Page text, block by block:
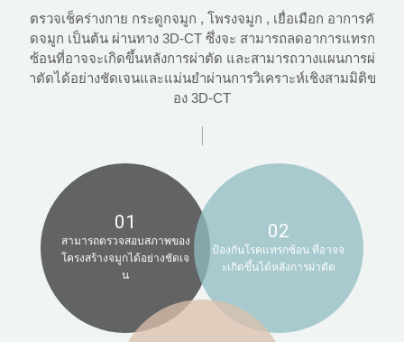
ตรวจเช็คร่างกาย กระดูกจมูก , โพรงจมูก , เยื่อเมือก อาการคั
ดจมูก เป็นต้น ผ่านทาง 3D-CT ซึ่งจะ สามารถลดอาการแทรก
ซ้อนที่อาจจะเกิดขึ้นหลังการผ่าตัด และสามารถวางแผนการผ่
าตัดได้อย่างชัดเจนและแม่นยำผ่านการวิเคราะห์เชิงสามมิติข
อง 3D-CT
01
สามารถตรวจสอบสภาพของ
โครงสร้างจมูกได้อย่างชัดเจ
น
02
ป้องกันโรคแทรกซ้อน ที่อาจจ
ะเกิดขึ้นได้หลังการผ่าตัด